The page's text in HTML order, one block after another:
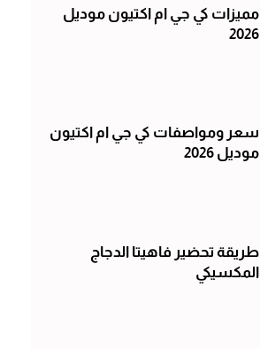
مميزات كي جي ام اكتيون موديل
2026
سعر ومواصفات كي جي ام اكتيون
موديل 2026
طريقة تحضير فاهيتا الدجاج
المكسيكي